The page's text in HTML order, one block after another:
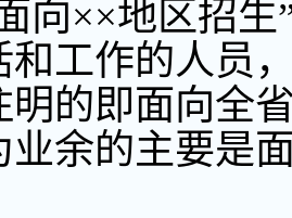
向××地区招生
和工作的人员
明的即面向全
业余的主要是